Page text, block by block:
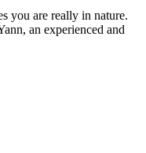
you are really in nature.
an experienced and